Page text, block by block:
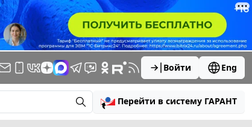
Войти Eng
Перейти в систему ГАРАНТ